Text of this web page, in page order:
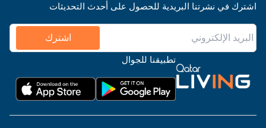
اشترك في نشرتنا البريدية للحصول على أحدث التحديثات
اشترك
تطبيقنا للجوال